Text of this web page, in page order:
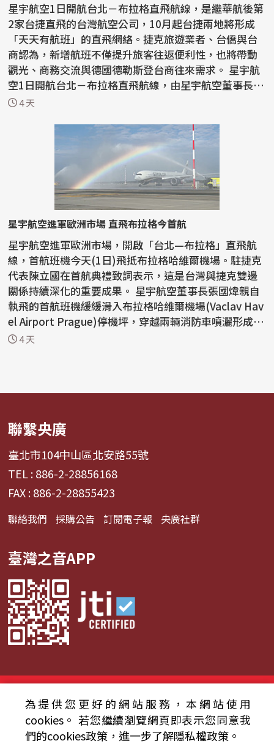
星宇航空1日開航台北－布拉格直飛航線，是繼華航後第
2家台捷直飛的台灣航空公司，10月起台捷兩地將形成
「天天有航班」的直飛網絡。捷克旅遊業者、台僑與台
商認為，新增航班不僅提升旅客往返便利性，也將帶動
觀光、商務交流與德國德勒斯登台商往來需求。 星宇航
空1日開航台北－布拉格直飛航線，由星宇航空董事長張
國...4 天
星宇航空進軍歐洲市場 直飛布拉格今首航
星宇航空進軍歐洲市場，開啟「台北—布拉格」直飛航
線，首航班機今天(1日)飛抵布拉格哈維爾機場。駐捷克
代表陳立國在首航典禮致詞表示，這是台灣與捷克雙邊
關係持續深化的重要成果。 星宇航空董事長張國煒親自
執飛的首航班機緩緩滑入布拉格哈維爾機場(Vaclav Hav
el Airport Prague)停機坪，穿越兩輛消防車噴灑形成的
水...4 天
聯繫央廣
臺北市104中山區北安路55號
TEL : 886-2-28856168
FAX : 886-2-28855423
聯絡我們 採購公告 訂閱電子報 央廣社群
臺灣之音APP
© 2024財團法人中央廣播電臺 版權所有
資通安全政策聲明
服務條款 隱私權條款
為提供您更好的網站服務，本網站使用
cookies。 若您繼續瀏覽網頁即表示您同意我
們的cookies政策，進一步了解隱私權政策。